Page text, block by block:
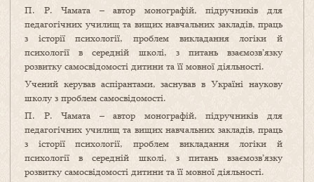
П. Р. Чамата – автор монографій, підручників для
педагогічних училищ та вищих навчальних закладів, праць
з історії психології, проблем викладання логіки й
психології в середній школі, з питань взаємозв’язку
розвитку самосвідомості дитини та її мовної діяльності.
Учений керував аспірантами, заснував в Україні наукову
школу з проблем самосвідомості.
П. Р. Чамата – автор монографій, підручників для
педагогічних училищ та вищих навчальних закладів, праць
з історії психології, проблем викладання логіки й
психології в середній школі, з питань взаємозв’язку
розвитку самосвідомості дитини та її мовної діяльності.